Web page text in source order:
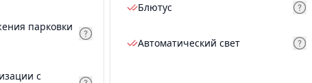
парковки
с
Блютус
Автоматический свет